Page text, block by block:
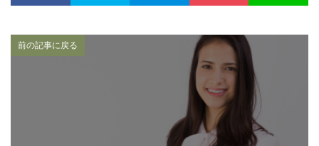
前の記事に戻る